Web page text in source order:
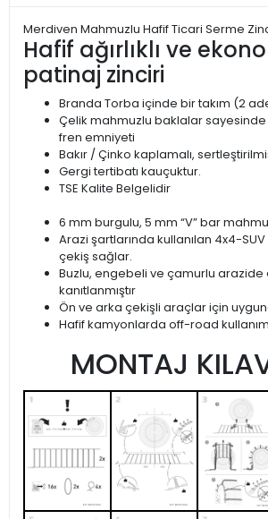
Merdiven Mahmuzlu Hafif Ticari Serme
Hafif ağırlıklı ve
patinaj zinciri
Branda Torba içinde bir takım (2
Çelik mahmuzlu baklalar sayesinde
fren emniyeti
Bakır / Çinko kaplamalı,
Gergi tertibatı kauçuktur.
TSE Kalite Belgelidir
6 mm burgulu, 5 mm “V” bar
Arazi şartlarında kullanılan 4x4-
çekiş sağlar.
Buzlu, engebeli ve çamurlu arazide
kanıtlanmıştır
Ön ve arka çekişli araçlar için
Hafif kamyonlarda off-road
MONTAJ